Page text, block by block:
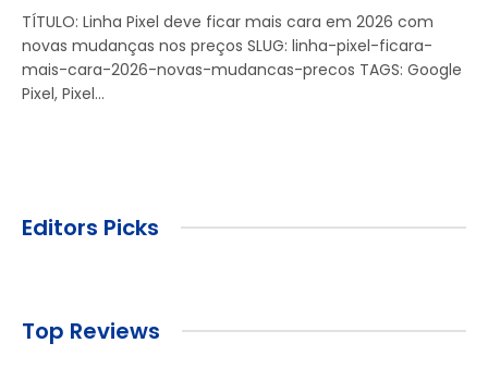
TÍTULO: Linha Pixel deve ficar mais cara em 2026 com
novas mudanças nos preços SLUG: linha-pixel-ficara-
mais-cara-2026-novas-mudancas-precos TAGS: Google
Pixel, Pixel…
Editors Picks
Top Reviews